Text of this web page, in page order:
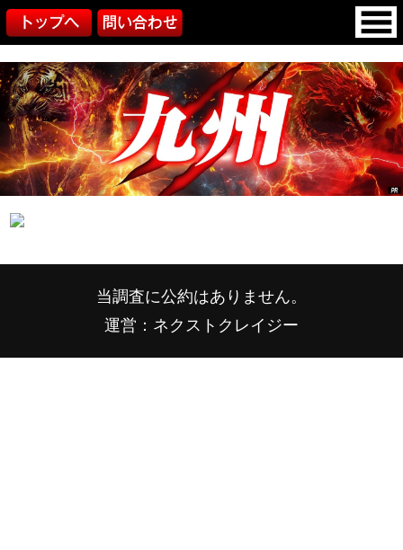
当調査に公約はありません。
運営：ネクストクレイジー